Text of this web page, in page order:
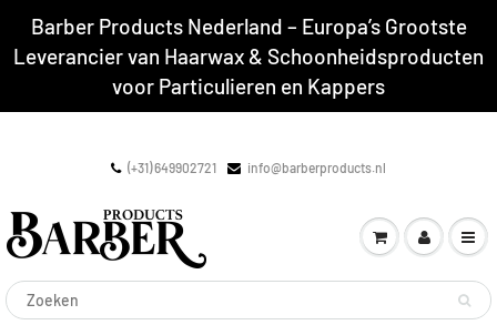
Barber Products Nederland – Europa’s Grootste
Leverancier van Haarwax & Schoonheidsproducten
voor Particulieren en Kappers
(+31) 649902721 info@barberproducts.nl